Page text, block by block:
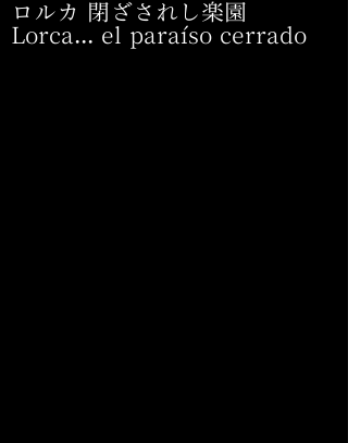
ロルカ 閉ざされし楽園
Lorca... el paraíso cerrado